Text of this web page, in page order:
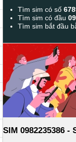
Tìm sim có số
Tìm sim có đầu
Tìm sim bắt đầu
SIM 0982235386 -